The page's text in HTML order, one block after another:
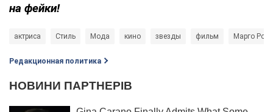
на фейки!
актриса Стиль Мода кино звезды фильм Марго
Редакционная политика